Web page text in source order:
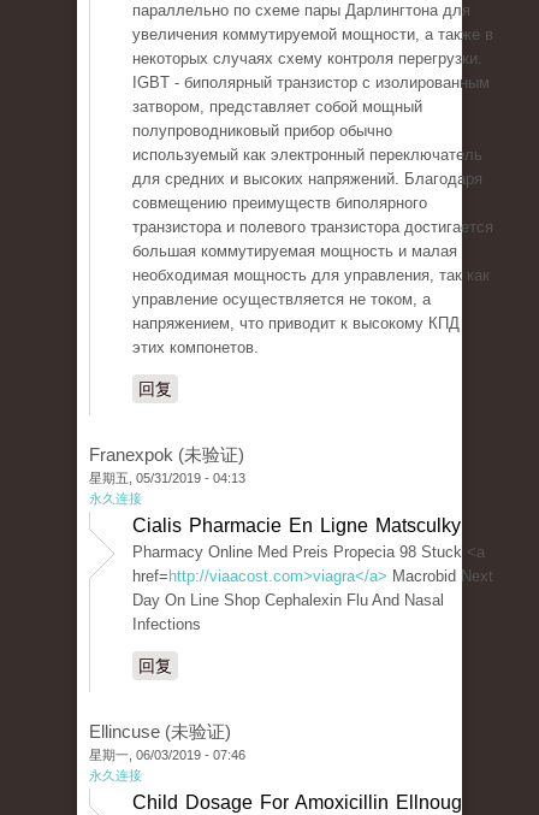
параллельно по схеме пары Дарлингтона для
увеличения коммутируемой мощности, а также в
некоторых случаях схему контроля перегрузки.
IGBT - биполярный транзистор с изолированным
затвором, представляет собой мощный
полупроводниковый прибор обычно
используемый как электронный переключатель
для средних и высоких напряжений. Благодаря
совмещению преимуществ биполярного
транзистора и полевого транзистора достигается
большая коммутируемая мощность и малая
необходимая мощность для управления, так как
управление осуществляется не током, а
напряжением, что приводит к высокому КПД
этих компонетов.
回复
Franexpok (未验证)
星期五, 05/31/2019 - 04:13
永久连接
Cialis Pharmacie En Ligne Matsculky
Pharmacy Online Med Preis Propecia 98 Stuck <a
href= http://viaacost.com>viagra</a> Macrobid Next
Day On Line Shop Cephalexin Flu And Nasal
Infections
回复
Ellincuse (未验证)
星期一, 06/03/2019 - 07:46
永久连接
Child Dosage For Amoxicillin Ellnoug